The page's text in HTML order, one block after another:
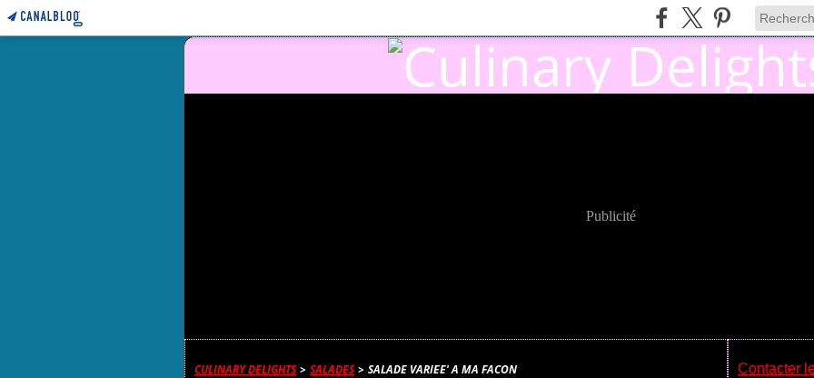
Publicité
CULINARY DELIGHTS > SALADES > SALADE VARIEE' A MA FACON Contacter